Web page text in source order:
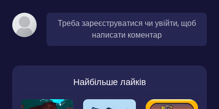
Треба зареєструватися чи увійти, щоб
написати коментар
Найбільше лайків